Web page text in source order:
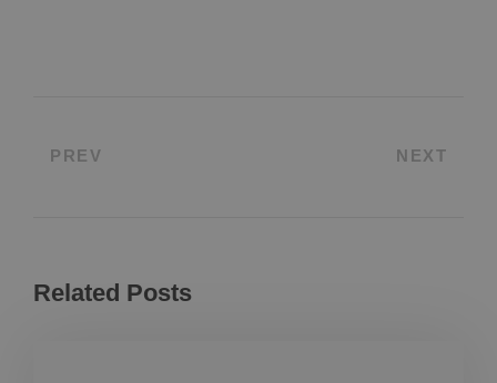
PREV NEXT
Related Posts